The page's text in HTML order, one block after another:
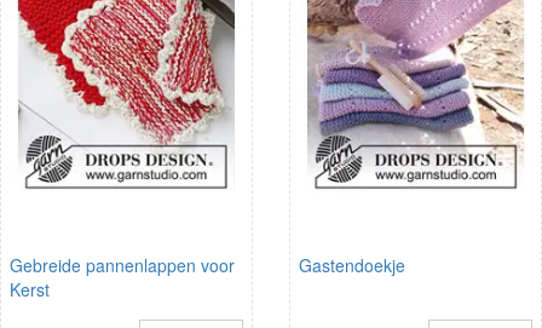
Gebreide pannenlappen voor
Kerst
Gastendoekje